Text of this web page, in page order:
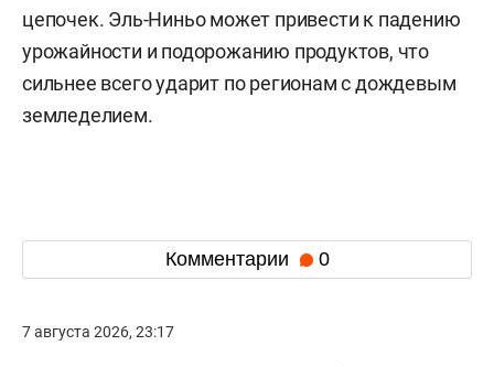
цепочек. Эль-Ниньо может привести к падению
урожайности и подорожанию продуктов, что
сильнее всего ударит по регионам с дождевым
земледелием.
Комментарии 0
7 августа 2026, 23:17